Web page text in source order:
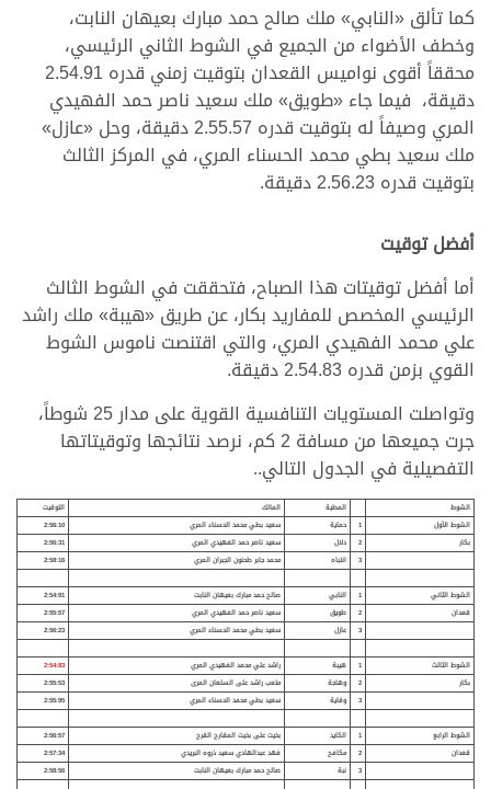
كما تألق «النابي»ملك صالح حمد مبارك بعيهان النابت،
وخطف الأضواء من الجميع في الشوط الثاني الرئيسي،
محققاً أقوى نواميس القعدان بتوقيت زمني قدره 2.54.91
دقيقة، فيما جاء «طويق»ملك سعيد ناصر حمد الفهيدي
المري وصيفاً له بتوقيت قدره 2.55.57 دقيقة، وحل «عازل»
ملك سعيد بطي محمد الحسناء المري، في المركز الثالث
بتوقيت قدره 2.56.23 دقيقة.
أفضل توقيت
أما أفضل توقيتات هذا الصباح، فتحققت في الشوط الثالث
الرئيسي المخصص للمفاريد بكار، عن طريق «هيبة» ملك راشد
علي محمد الفهيدي المري، والتي اقتنصت ناموس الشوط
القوي بزمن قدره 2.54.83 دقيقة.
وتواصلت المستويات التنافسية القوية على مدار 25 شوطاً،
جرت جميعها من مسافة 2 كم، نرصد نتائجها وتوقيتاتها
التفصيلية في الجدول التالي..
الشوط المطية المالك
التوقيت
الشوط الأول
1 حماية سعيد بطي محمد الحسناء المري
2:56:10
بكار
2 دلال سعيد ناصر حمد الفهيدي المري
2:56:31
3
انتباه محمد جابر طحنون الجبران المري 2:58:16
الشوط الثاني 1 النابي صالح حمد مبارك بعيهان النابت
2:54:91
قعدان
2 طويق سعيد ناصر حمد الفهيدي المري
2:55:57
3
عازل سعيد بطي محمد الحسناء المري 2:56:23
الشوط الثالث 1 هيبة راشد علي محمد الفهيدي المري
2:54:83
بكار
2 وهاجة متعب راشد على السلعان المرى
2:55:53
3
وقاية سعيد بطي محمد الحسناء المري 2:55:95
الشوط الرابع 1 الكايد بخيت على بخيت المقارح القرح
2:56:57
قعدان
2 مكافح فهد عبدالهادي سعيد ذروه البريدي
2:57:34
3
نبة صالح حمد مبارك بعيهان النابت 2:58:56